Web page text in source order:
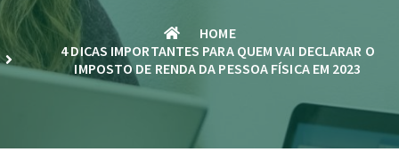
HOME
4 DICAS IMPORTANTES PARA QUEM VAI DECLARAR O
IMPOSTO DE RENDA DA PESSOA FÍSICA EM 2023